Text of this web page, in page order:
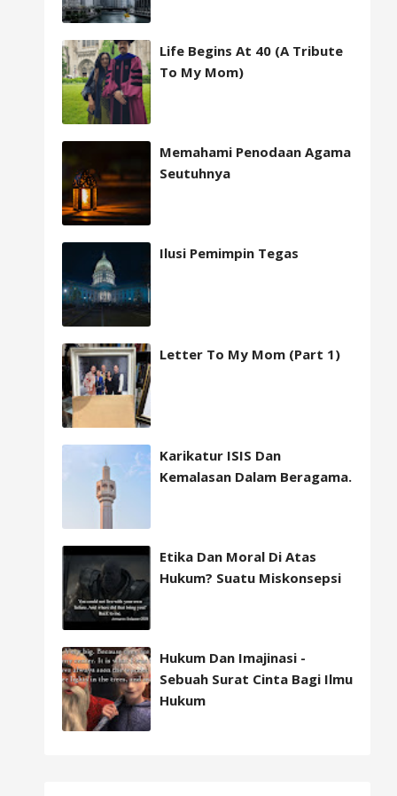
Life Begins At 40 (A Tribute
To My Mom)
Memahami Penodaan Agama
Seutuhnya
Ilusi Pemimpin Tegas
Letter To My Mom (Part 1)
Karikatur ISIS Dan
Kemalasan Dalam Beragama.
Etika Dan Moral Di Atas
Hukum? Suatu Miskonsepsi
Hukum Dan Imajinasi -
Sebuah Surat Cinta Bagi Ilmu
Hukum